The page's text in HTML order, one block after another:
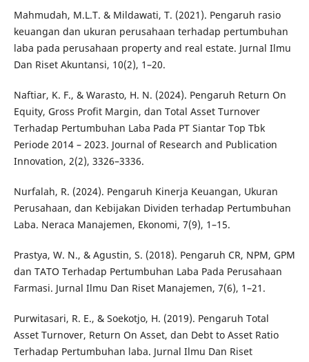
Mahmudah, M.L.T. & Mildawati, T. (2021). Pengaruh rasio
keuangan dan ukuran perusahaan terhadap pertumbuhan
laba pada perusahaan property and real estate. Jurnal Ilmu
Dan Riset Akuntansi, 10(2), 1–20.
Naftiar, K. F., & Warasto, H. N. (2024). Pengaruh Return On
Equity, Gross Profit Margin, dan Total Asset Turnover
Terhadap Pertumbuhan Laba Pada PT Siantar Top Tbk
Periode 2014 – 2023. Journal of Research and Publication
Innovation, 2(2), 3326–3336.
Nurfalah, R. (2024). Pengaruh Kinerja Keuangan, Ukuran
Perusahaan, dan Kebijakan Dividen terhadap Pertumbuhan
Laba. Neraca Manajemen, Ekonomi, 7(9), 1–15.
Prastya, W. N., & Agustin, S. (2018). Pengaruh CR, NPM, GPM
dan TATO Terhadap Pertumbuhan Laba Pada Perusahaan
Farmasi. Jurnal Ilmu Dan Riset Manajemen, 7(6), 1–21.
Purwitasari, R. E., & Soekotjo, H. (2019). Pengaruh Total
Asset Turnover, Return On Asset, dan Debt to Asset Ratio
Terhadap Pertumbuhan laba. Jurnal Ilmu Dan Riset